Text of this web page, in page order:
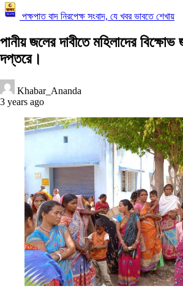
পক্ষপাত বাদ নিরপেক্ষ সংবাদ, যে খবর ভাবতে শেখায়
পানীয় জলের দাবীতে মহিলাদের
দপ্তরে।
Khabar_Ananda
3 years ago